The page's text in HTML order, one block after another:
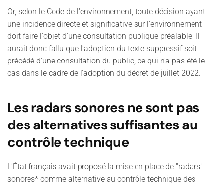
Or, selon le Code de l'environnement, toute décision ayant
une incidence directe et significative sur l'environnement
doit faire l'objet d'une consultation publique préalable. Il
aurait donc fallu que l'adoption du texte suppressif soit
précédé d'une consultation du public, ce qui n'a pas été le
cas dans le cadre de l'adoption du décret de juillet 2022.
Les radars sonores ne sont pas
des alternatives suffisantes au
contrôle technique
L'État français avait proposé la mise en place de "radars"
sonores* comme alternative au contrôle technique des